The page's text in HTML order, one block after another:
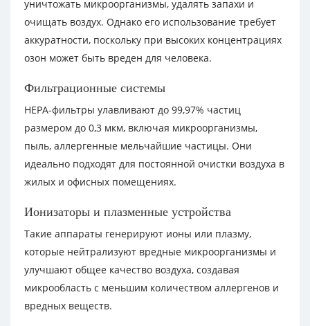
уничтожать микроорганизмы, удалять запахи и
очищать воздух. Однако его использование требует
аккуратности, поскольку при высоких концентрациях
озон может быть вреден для человека.
Фильтрационные системы
HEPA-фильтры улавливают до 99,97% частиц
размером до 0,3 мкм, включая микроорганизмы,
пыль, аллергенные мельчайшие частицы. Они
идеально подходят для постоянной очистки воздуха в
жилых и офисных помещениях.
Ионизаторы и плазменные устройства
Такие аппараты генерируют ионы или плазму,
которые нейтрализуют вредные микроорганизмы и
улучшают общее качество воздуха, создавая
микрообласть с меньшим количеством аллергенов и
вредных веществ.